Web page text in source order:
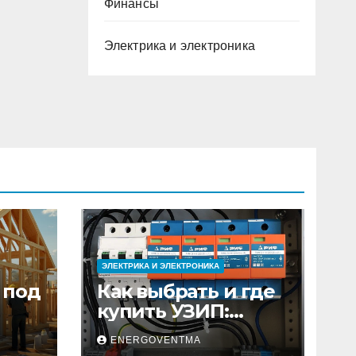
Финансы
Электрика и электроника
под
ЭЛЕКТРИКА И ЭЛЕКТРОНИКА
Как выбрать и где
купить УЗИП:
особенности
устройств защиты
ENERGOVENTMA